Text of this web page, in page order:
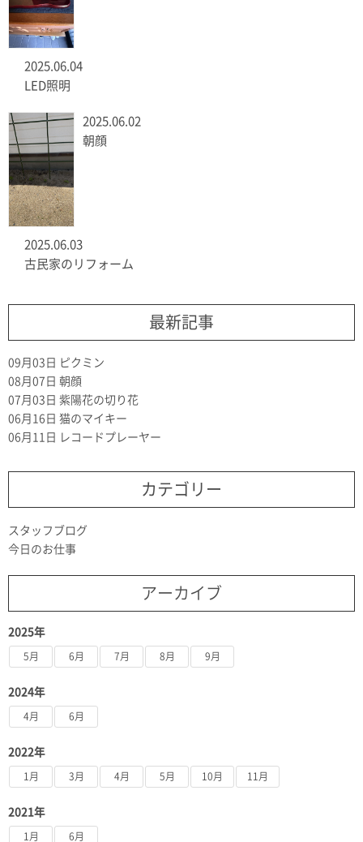
2025.06.04
LED照明
2025.06.02
朝顔
2025.06.03
古民家のリフォーム
最新記事
09月03日
ピクミン
08月07日 朝顔
07月03日 紫陽花の切り花
06月16日 猫のマイキー
06月11日
レコードプレーヤー
カテゴリー
スタッフブログ
今日のお仕事
アーカイブ
2025年
5月 6月 7月 8月 9月
2024年
4月 6月
2022年
1月 3月 4月 5月 10月 11月
2021年
1月 6月